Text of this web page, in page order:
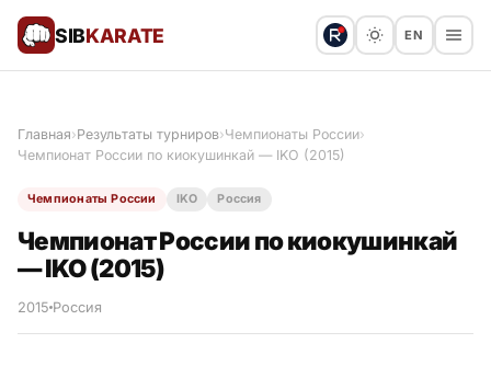
SIBKARATE EN
Результаты турниров
Главная›Результаты турниров›Чемпионаты России›
Чемпионат России по киокушинкай — IKO (2015)
Чемпионаты России IKO Россия
Чемпионат России по киокушинкай
— IKO (2015)
2015 Россия